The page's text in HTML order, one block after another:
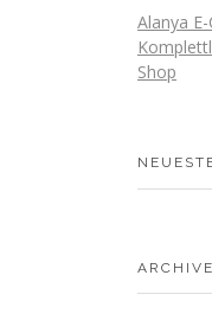
Alanya
Shop
ARCHIVE